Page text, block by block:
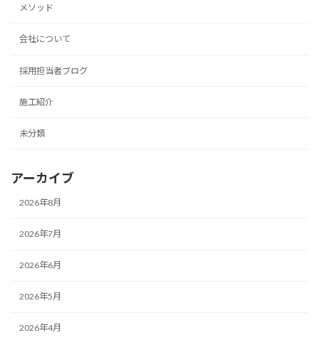
メソッド
会社について
採用担当者ブログ
施工紹介
未分類
アーカイブ
2026年8月
2026年7月
2026年6月
2026年5月
2026年4月